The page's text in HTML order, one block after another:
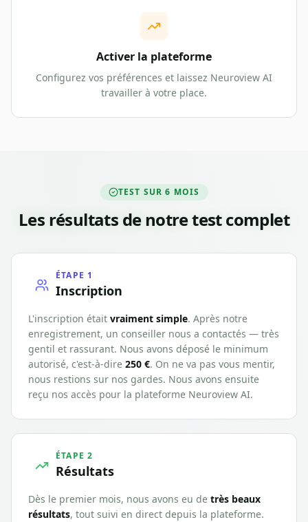
Activer la plateforme
Configurez vos préférences et laissez Neuroview AI
travailler à votre place.
TEST SUR 6 MOIS
Les résultats de notre test complet
ÉTAPE 1
Inscription
L'inscription était vraiment simple. Après notre
enregistrement, un conseiller nous a contactés — très
gentil et rassurant. Nous avons déposé le minimum
autorisé, c'est-à-dire 250 €. On ne va pas vous mentir,
nous restions sur nos gardes. Nous avons ensuite
reçu nos accès pour la plateforme Neuroview AI.
ÉTAPE 2
Résultats
Dès le premier mois, nous avons eu de très beaux
résultats, tout suivi en direct depuis la plateforme.